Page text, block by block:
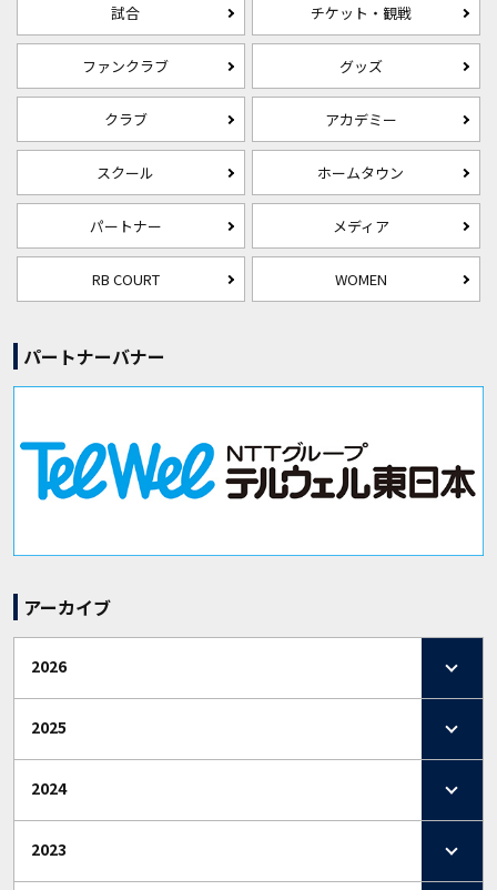
試合 チケット・観戦
ファンクラブ グッズ
クラブ アカデミー
スクール ホームタウン
パートナー メディア
RB COURT WOMEN
パートナーバナー
アーカイブ
2026
2025
2024
2023